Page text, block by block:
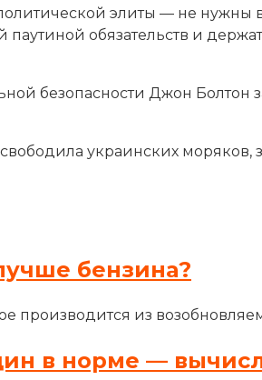
элиты — не нужны
обязательств и держат
безопасности Джон Болтон
украинских
бензина?
производится из
в норме —